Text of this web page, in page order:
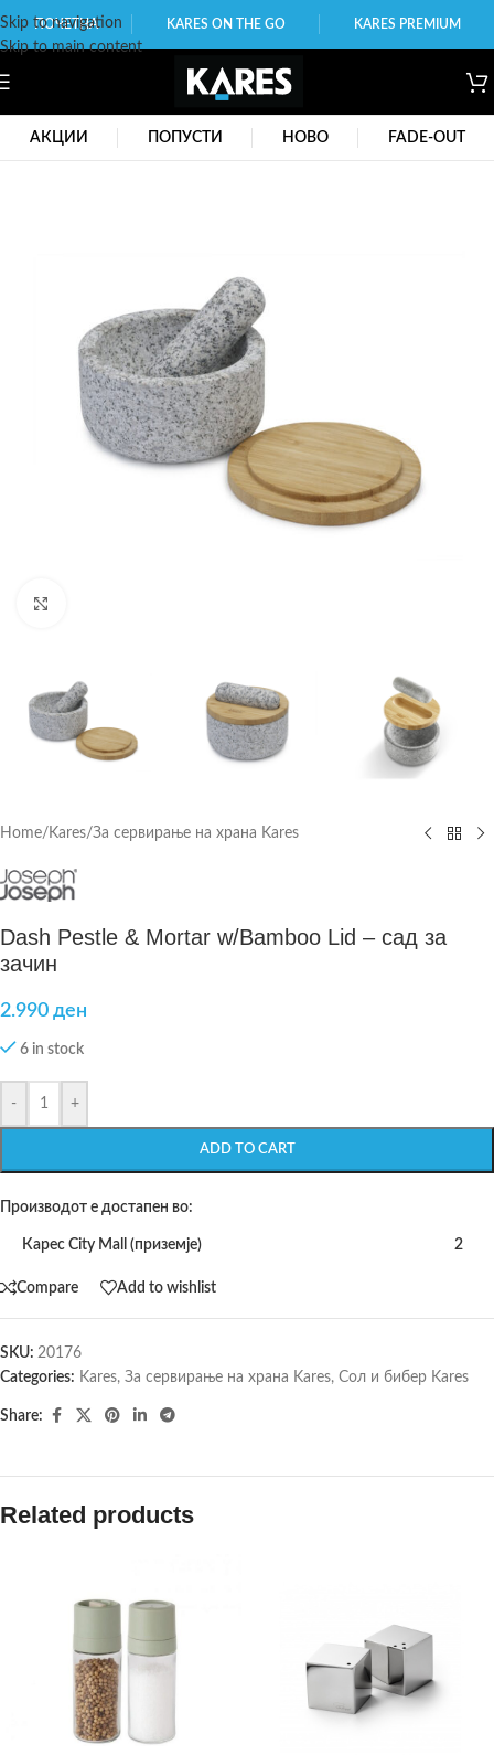
Skip to navigation
Skip to main content
ПОЧЕТНА KARES ON THE GO KARES PREMIUM
АКЦИИ ПОПУСТИ НОВО FADE-OUT
Home/ Kares/За сервирање на храна Kares
Dash Pestle & Mortar w/Bamboo Lid – сад за
зачин
2.990 ден
6 in stock
- +
ADD TO CART
Производот е достапен во:
Карес City Mall (приземје) 2
Compare Add to wishlist
SKU: 20176
Categories: Kares, За сервирање на храна Kares, Сол и бибер Kares
Share:
Related products